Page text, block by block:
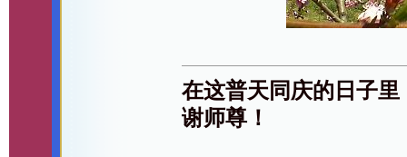
在这普天同庆的日子
谢师尊！